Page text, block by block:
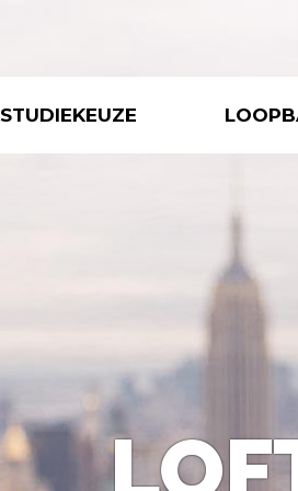
STUDIEKEUZE